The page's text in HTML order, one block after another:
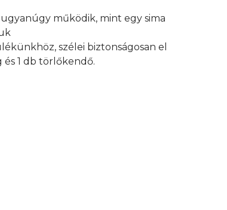
működik, mint egy sima
szélei biztonságosan el
1 db törlőkendő.